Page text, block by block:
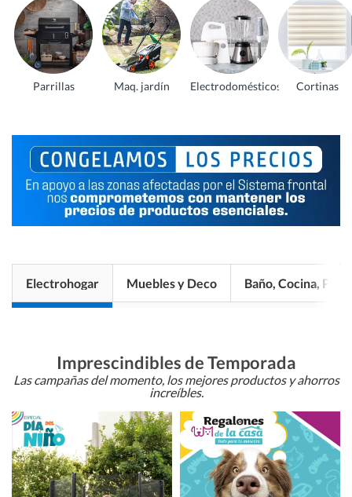
Parrillas Maq. jardín Electrodomésticos Cortinas
Electrohogar Muebles y Deco Baño, Cocina, Pisos
Imprescindibles de Temporada
Las campañas del momento, los mejores productos y ahorros
increíbles.